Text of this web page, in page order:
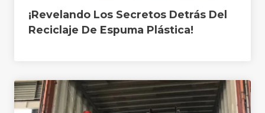
¡Revelando Los Secretos Detrás Del
Reciclaje De Espuma Plástica!